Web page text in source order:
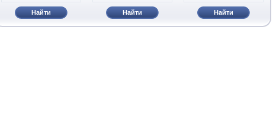
Найти Найти Найти